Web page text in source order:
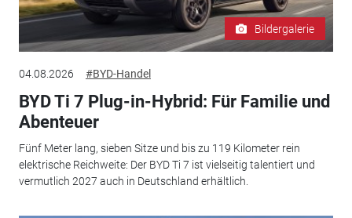
Bildergalerie
04.08.2026 #BYD-Handel
BYD Ti 7 Plug-in-Hybrid: Für Familie und
Abenteuer
Fünf Meter lang, sieben Sitze und bis zu 119 Kilometer rein
elektrische Reichweite: Der BYD Ti 7 ist vielseitig talentiert und
vermutlich 2027 auch in Deutschland erhältlich.